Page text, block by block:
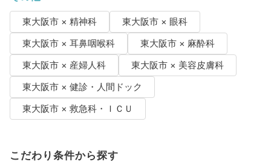
東大阪市 × 精神科
東大阪市 × 眼科
東大阪市 × 耳鼻咽喉科
東大阪市 × 麻酔科
東大阪市 × 産婦人科
東大阪市 × 美容皮膚科
東大阪市 × 健診・人間ドック
東大阪市 × 救急科・ＩＣＵ
こだわり条件から探す